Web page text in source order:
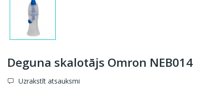
Deguna skalotājs Omron NEB014
Uzrakstīt atsauksmi